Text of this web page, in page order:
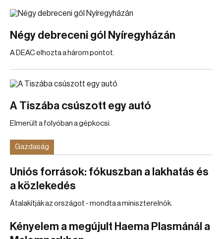
Négy debreceni gól Nyíregyházán
A DEAC elhozta a három pontot.
A Tiszába csúszott egy autó
Elmerült a folyóban a gépkocsi.
Gazdaság
Uniós források: fókuszban a lakhatás és
a közlekedés
Átalakítják az országot - mondta a miniszterelnök.
Kényelem a megújult Haema Plasmánál a